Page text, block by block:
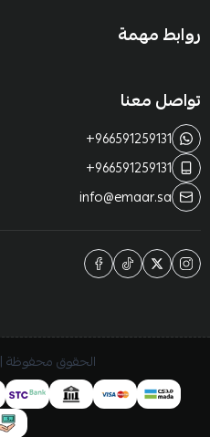
روابط مهمة
تواصل معنا
+966591259131
+966591259131
info@emaar.sa
الحقوق محفوظة | 2026